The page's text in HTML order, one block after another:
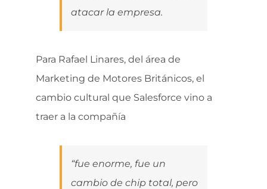
atacar la empresa.
Para Rafael Linares, del área de
Marketing de Motores Británicos, el
cambio cultural que Salesforce vino a
traer a la compañía
“fue enorme, fue un
cambio de chip total, pero